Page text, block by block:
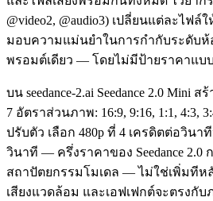
@video2, @audio3) เปลี่ยนแต่ละไฟ
มอบความแม่นยำในการกำกับระดับ
พรอมต์เดียว — โดยไม่มีป้ายราคาแบ
บน seedance-2.ai Seedance 2.0 Mini
7 อัตราส่วนภาพ: 16:9, 9:16, 1:1, 4:3,
ปรับตัว เลือก 480p ที่ 4 เครดิตต่อวินา
วินาที — ครึ่งราคาของ Seedance 2.0
สถาปัตยกรรมโมเดล — ไม่ใช่เพิ่มที
เสียงแวดล้อม และเอฟเฟกต์จะตรงกั